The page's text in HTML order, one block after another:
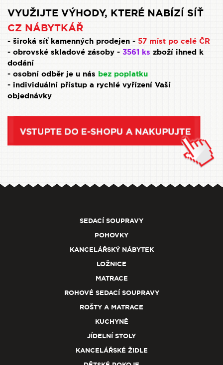
VYUŽIJTE VÝHODY, KTERÉ NABÍZÍ SÍŤ
CZ NÁBYTKÁŘ
- široká síť kamenných prodejen - 57 míst po celé ČR
- obrovské skladové zásoby - 3561 ks zboží ihned k
dodání
- osobní odběr je u nás bez poplatku
- individuální přístup a rychlé vyřízení Vaší
objednávky
SEDACÍ SOUPRAVY
POHOVKY
KANCELÁŘSKÝ NÁBYTEK
LOŽNICE
MATRACE
ROHOVÉ SEDACÍ SOUPRAVY
ROŠTY A MATRACE
KUCHYNĚ
JÍDELNÍ STOLY
KANCELÁŘSKÉ ŽIDLE